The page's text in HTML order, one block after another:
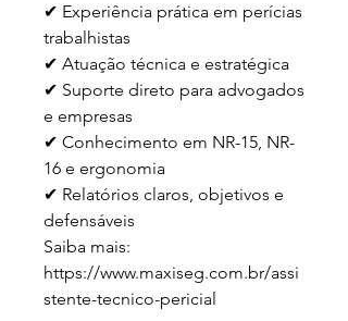
✔ Experiência prática em perícias
trabalhistas
✔ Atuação técnica e estratégica
✔ Suporte direto para advogados
e empresas
✔ Conhecimento em NR-15, NR-
16 e ergonomia
✔ Relatórios claros, objetivos e
defensáveis
Saiba mais:
https://www.maxiseg.com.br/assi
stente-tecnico-pericial